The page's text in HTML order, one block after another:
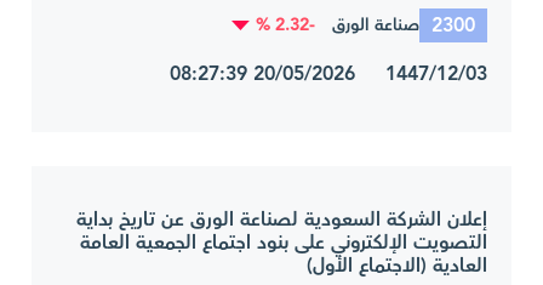
2300 صناعة الورق -2.32 %
1447/12/03 20/05/2026 08:27:39
إعلان الشركة السعودية لصناعة الورق عن تاريخ بداية
التصويت الإلكتروني على بنود اجتماع الجمعية العامة
العادية (الاجتماع الأول)